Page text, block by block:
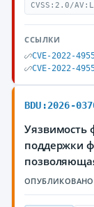
CVSS:2.0/
ССЫЛКИ
CVE-2022-
CVE-2022-
BDU:2026-
Уязвимость
поддержки